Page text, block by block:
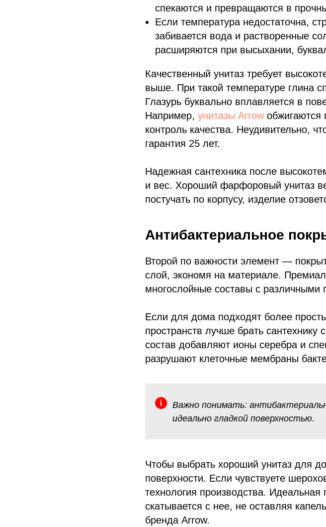
спекаются и превращаются в
Если температура недостаточна,
забивается вода и растворенные
расширяются при высыхании,
Качественный унитаз требует
выше. При такой температуре глина
Глазурь буквально вплавляется в
Например, унитазы Arrowобжигаются
контроль качества. Неудивительно,
гарантия 25 лет.
Надежная сантехника после
и вес. Хороший фарфоровый унитаз
постучать по корпусу, изделие
Антибактериальное
Второй по важности элемент —
слой, экономя на материале.
многослойные составы с различными
Если для дома подходят более
пространств лучше брать сантехнику
состав добавляют ионы серебра и
разрушают клеточные мембраны
Важно понимать:
идеально гладкой поверхностью.
Чтобы выбрать хороший унитаз для
поверхности. Если чувствуете
технология производства. Идеальная
скатывается с нее, не оставляя
бренда Arrow.